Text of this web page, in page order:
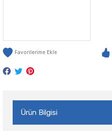
Ürün Bilgisi